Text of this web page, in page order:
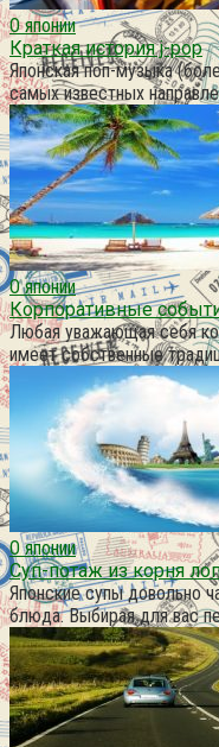
О японии
Краткая история j-pop
Японская поп-музыка
самых известных
О японии
Корпоративные
Любая уважающая себя
имеет собственные
О японии
Суп-потаж из корня
Японские супы довольно
блюда. Выбирая для вас